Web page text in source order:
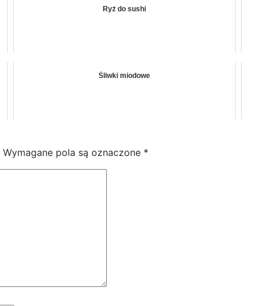
Ryż do sushi
Śliwki miodowe
Wymagane pola są oznaczone *